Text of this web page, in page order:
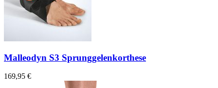
Malleodyn S3 Sprunggelenkorthese
169,95 €